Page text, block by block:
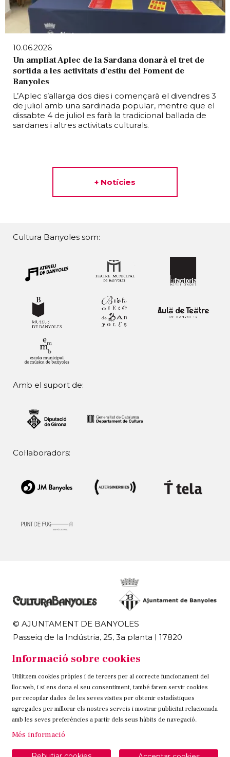
10.06.2026
Un ampliat Aplec de la Sardana donarà el tret de
sortida a les activitats d'estiu del Foment de
Banyoles
L’Aplec s’allarga dos dies i començarà el divendres 3
de juliol amb una sardinada popular, mentre que el
dissabte 4 de juliol es farà la tradicional ballada de
sardanes i altres activitats culturals.
+ Notícies
Cultura Banyoles som:
Amb el suport de:
Col·laboradors:
© AJUNTAMENT DE BANYOLES
Passeig de la Indústria, 25, 3a planta | 17820
972 58 18 48 | 972 57 00 50
Sitemap Avís Legal Ús de Cookies Contacteu
Link a instagram
Link a twitter
Link a facebook
Informació sobre cookies
Utilitzem cookies pròpies i de tercers per al correcte funcionament del
lloc web, i si ens dona el seu consentiment, també farem servir cookies
per recopilar dades de les seves visites per obtenir estadístiques
agregades per millorar els nostres serveis i mostrar publicitat relacionada
amb les seves preferències a partir dels seus hàbits de navegació.
Més informació